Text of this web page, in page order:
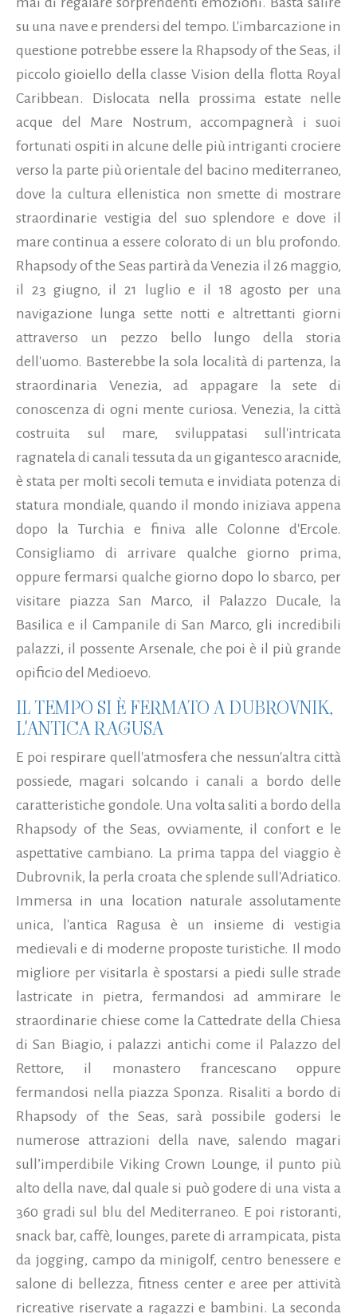
su una nave e prendersi del tempo. L'imbarcazione in
questione potrebbe essere la Rhapsody of the Seas, il
piccolo gioiello della classe Vision della flotta Royal
Caribbean. Dislocata nella prossima estate nelle
acque del Mare Nostrum, accompagnerà i suoi
fortunati ospiti in alcune delle più intriganti crociere
verso la parte più orientale del bacino mediterraneo,
dove la cultura ellenistica non smette di mostrare
straordinarie vestigia del suo splendore e dove il
mare continua a essere colorato di un blu profondo.
Rhapsody of the Seas partirà da Venezia il 26 maggio,
il 23 giugno, il 21 luglio e il 18 agosto per una
navigazione lunga sette notti e altrettanti giorni
attraverso un pezzo bello lungo della storia
dell'uomo. Basterebbe la sola località di partenza, la
straordinaria Venezia, ad appagare la sete di
conoscenza di ogni mente curiosa. Venezia, la città
costruita sul mare, sviluppatasi sull'intricata
ragnatela di canali tessuta da un gigantesco aracnide,
è stata per molti secoli temuta e invidiata potenza di
statura mondiale, quando il mondo iniziava appena
dopo la Turchia e finiva alle Colonne d'Ercole.
Consigliamo di arrivare qualche giorno prima,
oppure fermarsi qualche giorno dopo lo sbarco, per
visitare piazza San Marco, il Palazzo Ducale, la
Basilica e il Campanile di San Marco, gli incredibili
palazzi, il possente Arsenale, che poi è il più grande
opificio del Medioevo.
IL TEMPO SI È FERMATO A DUBROVNIK,
L'ANTICA RAGUSA
E poi respirare quell'atmosfera che nessun'altra città
possiede, magari solcando i canali a bordo delle
caratteristiche gondole. Una volta saliti a bordo della
Rhapsody of the Seas, ovviamente, il confort e le
aspettative cambiano. La prima tappa del viaggio è
Dubrovnik, la perla croata che splende sull'Adriatico.
Immersa in una location naturale assolutamente
unica, l'antica Ragusa è un insieme di vestigia
medievali e di moderne proposte turistiche. Il modo
migliore per visitarla è spostarsi a piedi sulle strade
lastricate in pietra, fermandosi ad ammirare le
straordinarie chiese come la Cattedrate della Chiesa
di San Biagio, i palazzi antichi come il Palazzo del
Rettore, il monastero francescano oppure
fermandosi nella piazza Sponza. Risaliti a bordo di
Rhapsody of the Seas, sarà possibile godersi le
numerose attrazioni della nave, salendo magari
sull’imperdibile Viking Crown Lounge, il punto più
alto della nave, dal quale si può godere di una vista a
360 gradi sul blu del Mediterraneo. E poi ristoranti,
snack bar, caffè, lounges, parete di arrampicata, pista
da jogging, campo da minigolf, centro benessere e
salone di bellezza, fitness center e aree per attività
ricreative riservate a ragazzi e bambini. La seconda